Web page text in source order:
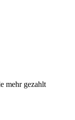
mehr gezahlt